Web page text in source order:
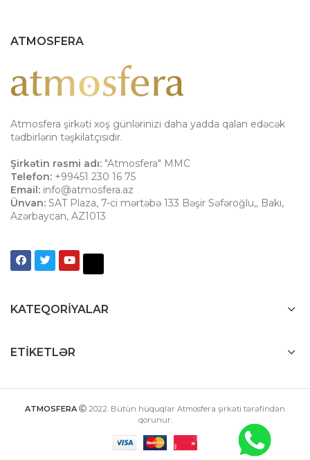
ATMOSFERA
Atmosfera şirkəti xoş günlərinizi daha yadda qalan edəcək
tədbirlərin təşkilatçısıdır.
Şirkətin rəsmi adı: "Atmosfera" MMC
Telefon: +99451 230 16 75
Email: info@atmosfera.az
Ünvan: SAT Plaza, 7-ci mərtəbə 133 Bəşir Səfəroğlu,, Bakı,
Azərbaycan, AZ1013
KATEQORIYALAR
ETIKETLƏR
ATMOSFERA 2022. Bütün hüquqlar Atmosfera şirkəti tərəfindən
qorunur.